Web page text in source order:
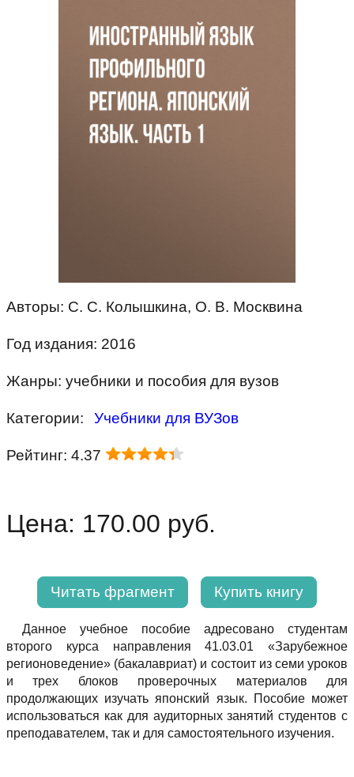
Авторы: С. С. Колышкина, О. В. Москвина
Год издания: 2016
Жанры: учебники и пособия для вузов
Категории: Учебники для ВУЗов
Рейтинг: 4.37
Цена: 170.00 руб.
Читать фрагмент Купить книгу
Данное учебное пособие адресовано студентам
второго курса направления 41.03.01 «Зарубежное
регионоведение» (бакалавриат) и состоит из семи уроков
и трех блоков проверочных материалов для
продолжающих изучать японский язык. Пособие может
использоваться как для аудиторных занятий студентов с
преподавателем, так и для самостоятельного изучения.